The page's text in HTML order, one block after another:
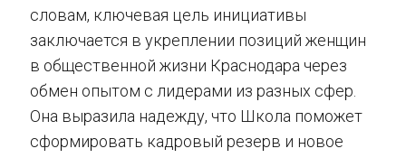
словам, ключевая цель инициативы
заключается в укреплении позиций женщин
в общественной жизни Краснодара через
обмен опытом с лидерами из разных сфер.
Она выразила надежду, что Школа поможет
сформировать кадровый резерв и новое